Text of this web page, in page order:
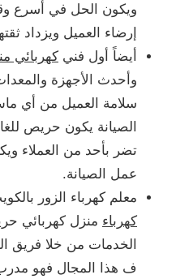
ويكون الحل في أسرع
إرضاء العميل ويزداد
أيضاً أول فني كهربائي
وأحدث الأجهزة
سلامة العميل من أي
الصيانة يكون حريص
تضر بأحد من العملاء
عمل الصيانة.
معلم كهرباء الزور
كهرباء منزل كهربائي
الخدمات من خلا فريق
ف هذا المجال فهو